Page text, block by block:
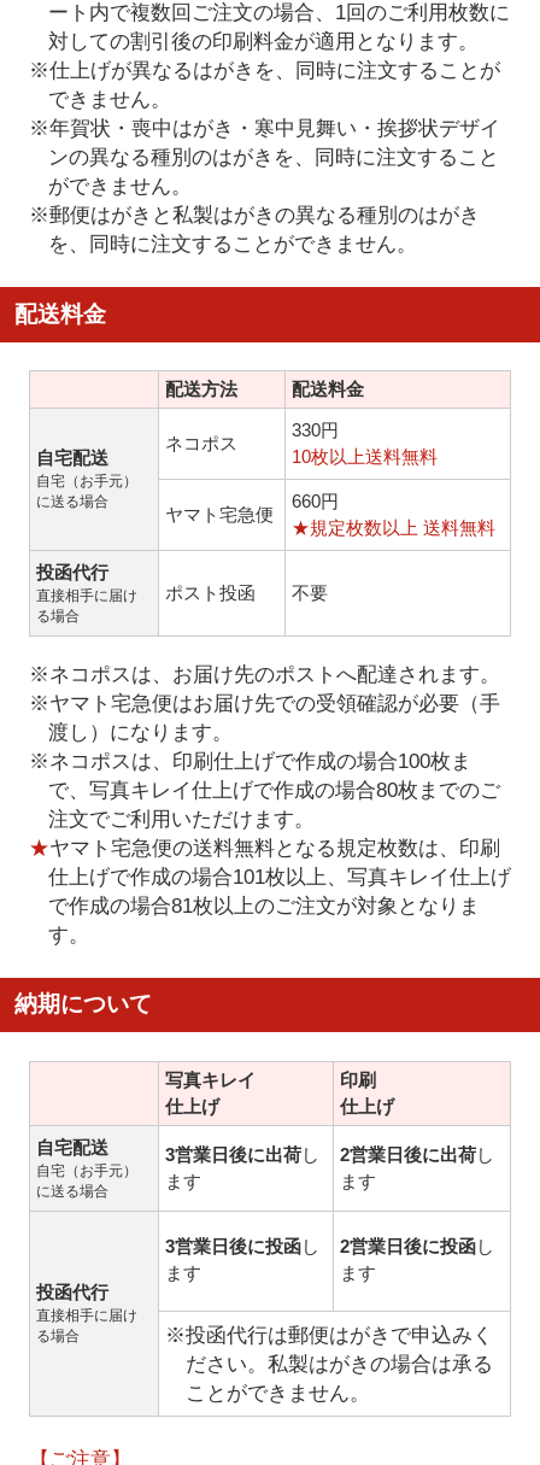
ート内で複数回ご注文の場合、1回のご利用枚数に
対しての割引後の印刷料金が適用となります。
※仕上げが異なるはがきを、同時に注文することが
できません。
※年賀状・喪中はがき・寒中見舞い・挨拶状デザイ
ンの異なる種別のはがきを、同時に注文すること
ができません。
※郵便はがきと私製はがきの異なる種別のはがき
を、同時に注文することができません。
配送料金
配送方法 配送料金
自宅配送
自宅（お手元）
に送る場合
ネコポス
330円
10枚以上送料無料
ヤマト宅急便
660円
★規定枚数以上 送料無料
投函代行
直接相手に届け
る場合
ポスト投函 不要
※ネコポスは、お届け先のポストへ配達されます。
※ヤマト宅急便はお届け先での受領確認が必要（手
渡し）になります。
※ネコポスは、印刷仕上げで作成の場合100枚ま
で、写真キレイ仕上げで作成の場合80枚までのご
注文でご利用いただけます。
★ヤマト宅急便の送料無料となる規定枚数は、印刷
仕上げで作成の場合101枚以上、写真キレイ仕上げ
で作成の場合81枚以上のご注文が対象となりま
す。
納期について
写真キレイ
仕上げ
印刷
仕上げ
自宅配送
自宅（お手元）
に送る場合
3営業日後に出荷し
ます
2営業日後に出荷し
ます
投函代行
直接相手に届け
る場合
3営業日後に投函し
ます
2営業日後に投函し
ます
※投函代行は郵便はがきで申込みく
ださい。私製はがきの場合は承る
ことができません。
【ご注意】